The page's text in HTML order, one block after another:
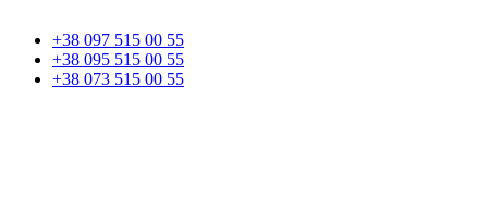
+38 097 515 00 55
+38 095 515 00 55
+38 073 515 00 55